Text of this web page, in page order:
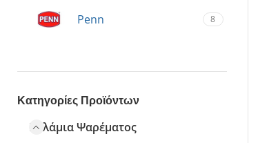
Penn 8
Κατηγορίες Προϊόντων
Καλάμια Ψαρέματος